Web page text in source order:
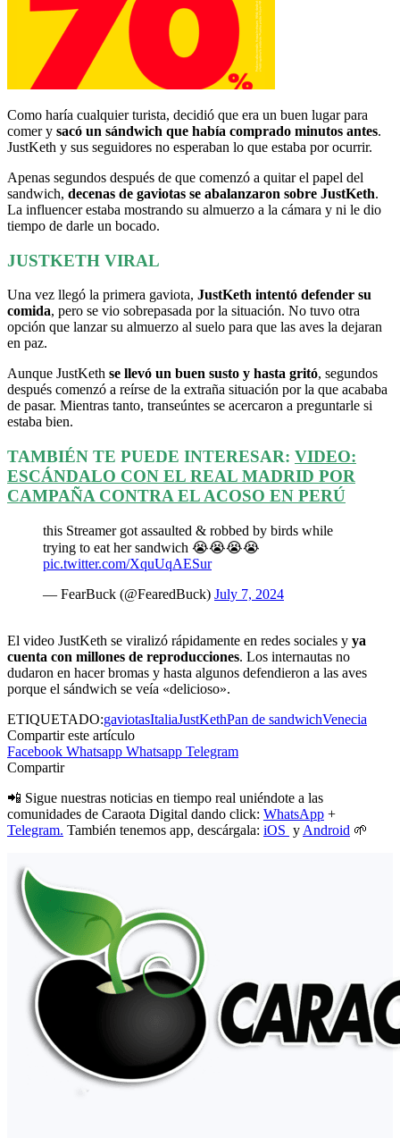
Como haría cualquier turista, decidió que era un buen lugar para
comer y sacó un sándwich que había comprado minutos antes.
JustKeth y sus seguidores no esperaban lo que estaba por ocurrir.
Apenas segundos después de que comenzó a quitar el papel del
sandwich, decenas de gaviotas se abalanzaron sobre JustKeth.
La influencer estaba mostrando su almuerzo a la cámara y ni le dio
tiempo de darle un bocado.
JUSTKETH VIRAL
Una vez llegó la primera gaviota, JustKeth intentó defender su
comida, pero se vio sobrepasada por la situación. No tuvo otra
opción que lanzar su almuerzo al suelo para que las aves la dejaran
en paz.
Aunque JustKeth se llevó un buen susto y hasta gritó, segundos
después comenzó a reírse de la extraña situación por la que acababa
de pasar. Mientras tanto, transeúntes se acercaron a preguntarle si
estaba bien.
TAMBIÉN TE PUEDE INTERESAR: VIDEO:
ESCÁNDALO CON EL REAL MADRID POR
CAMPAÑA CONTRA EL ACOSO EN PERÚ
this Streamer got assaulted & robbed by birds while
trying to eat her sandwich 😭😭😭😭
pic.twitter.com/XquUqAESur
— FearBuck (@FearedBuck) July 7, 2024
El video JustKeth se viralizó rápidamente en redes sociales y ya
cuenta con millones de reproducciones. Los internautas no
dudaron en hacer bromas y hasta algunos defendieron a las aves
porque el sándwich se veía «delicioso».
ETIQUETADO:gaviotasItaliaJustKethPan de sandwichVenecia
Compartir este artículo
Facebook Whatsapp Whatsapp Telegram
Compartir
📲 Sigue nuestras noticias en tiempo real uniéndote a las
comunidades de Caraota Digital dando click: WhatsApp +
Telegram. También tenemos app, descárgala: iOS y Android 🌱